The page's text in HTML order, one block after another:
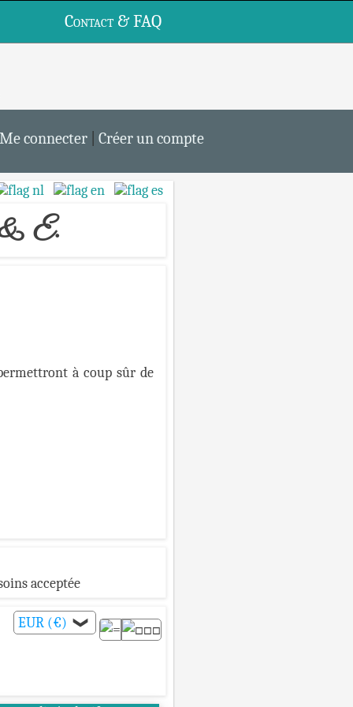
Contact & FAQ
Me connecter Créer un compte
E.
à coup sûr de
acceptée
EUR (€)❯